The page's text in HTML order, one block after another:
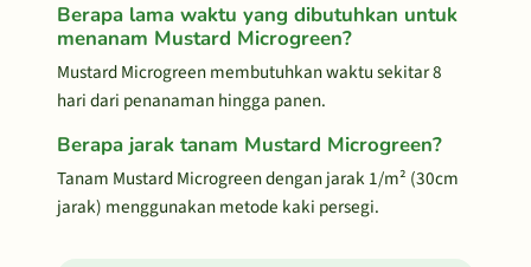
Berapa lama waktu yang dibutuhkan untuk
menanam Mustard Microgreen?
Mustard Microgreen membutuhkan waktu sekitar 8
hari dari penanaman hingga panen.
Berapa jarak tanam Mustard Microgreen?
Tanam Mustard Microgreen dengan jarak 1/m² (30cm
jarak) menggunakan metode kaki persegi.